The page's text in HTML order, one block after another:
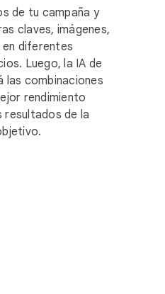
de tu campaña y
claves, imágenes,
diferentes
Luego, la IA de
las combinaciones
rendimiento
resultados de la